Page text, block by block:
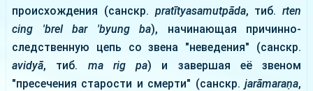
происхождения (санскр. pratītyasamutpāda, тиб. rten
cing 'brel bar 'byung ba), начинающая причинно-
следственную цепь со звена "неведения" (санскр.
avidyā, тиб. ma rig pa) и завершая её звеном
"пресечения старости и смерти" (санскр. jarāmaraṇa,